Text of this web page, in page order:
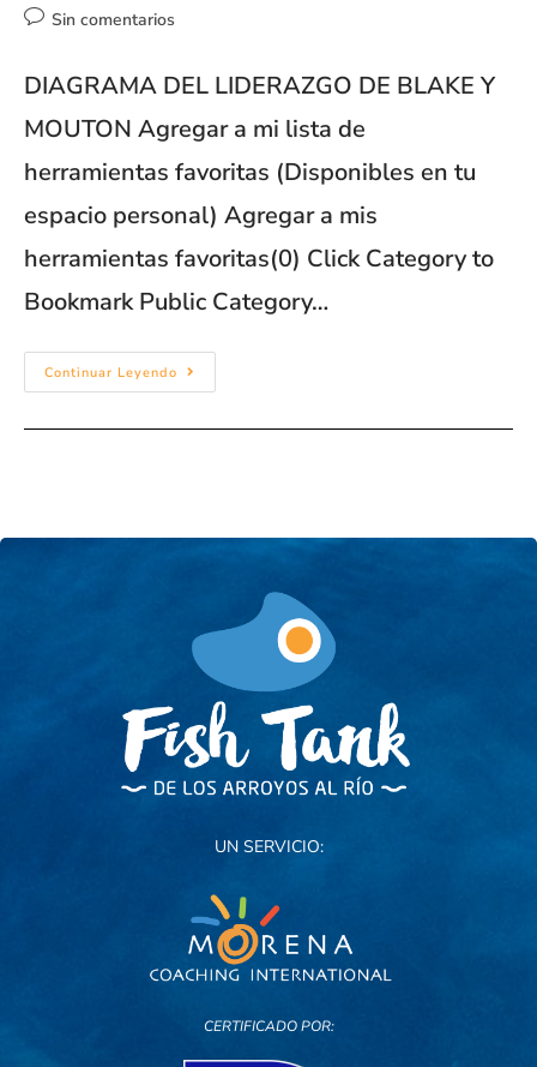
Sin comentarios
DIAGRAMA DEL LIDERAZGO DE BLAKE Y
MOUTON Agregar a mi lista de
herramientas favoritas (Disponibles en tu
espacio personal) Agregar a mis
herramientas favoritas(0) Click Category to
Bookmark Public Category…
Continuar Leyendo
UN SERVICIO:
CERTIFICADO POR: